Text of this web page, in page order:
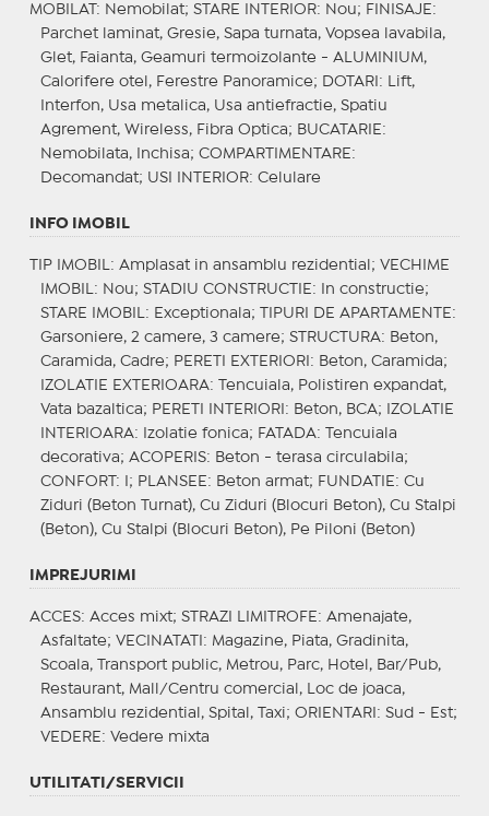
MOBILAT : Nemobilat; STARE INTERIOR: Nou; FINISAJE :
Parchet laminat, Gresie, Sapa turnata, Vopsea lavabila,
Glet, Faianta, Geamuri termoizolante - ALUMINIUM,
Calorifere otel, Ferestre Panoramice;
DOTARI : Lift,
Interfon, Usa metalica, Usa antiefractie, Spatiu
Agrement, Wireless, Fibra Optica; BUCATARIE :
Nemobilata, Inchisa; COMPARTIMENTARE :
Decomandat; USI INTERIOR: Celulare
INFO IMOBIL
TIP IMOBIL : Amplasat in ansamblu rezidential; VECHIME
IMOBIL : Nou; STADIU CONSTRUCTIE : In constructie;
STARE IMOBIL : Exceptionala; TIPURI DE APARTAMENTE :
Garsoniere, 2 camere, 3 camere; STRUCTURA: Beton,
Caramida, Cadre; PERETI EXTERIORI : Beton, Caramida;
IZOLATIE EXTERIOARA: Tencuiala, Polistiren expandat,
Vata bazaltica; PERETI INTERIORI : Beton, BCA;
IZOLATIE
INTERIOARA: Izolatie fonica; FATADA: Tencuiala
decorativa; ACOPERIS: Beton - terasa circulabila;
CONFORT : I; PLANSEE : Beton armat; FUNDATIE : Cu
Ziduri (Beton Turnat), Cu Ziduri (Blocuri Beton), Cu Stalpi
(Beton), Cu Stalpi (Blocuri Beton), Pe Piloni (Beton)
IMPREJURIMI
ACCES: Acces mixt; STRAZI LIMITROFE : Amenajate,
Asfaltate; VECINATATI : Magazine, Piata, Gradinita,
Scoala, Transport public, Metrou, Parc, Hotel, Bar/Pub,
Restaurant, Mall/Centru comercial, Loc de joaca,
Ansamblu rezidential, Spital, Taxi; ORIENTARI : Sud - Est;
VEDERE : Vedere mixta
UTILITATI/SERVICII